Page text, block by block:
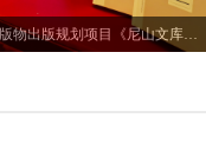
“十四五”国家重点出版物出版规划项目《尼山文库》正式发布